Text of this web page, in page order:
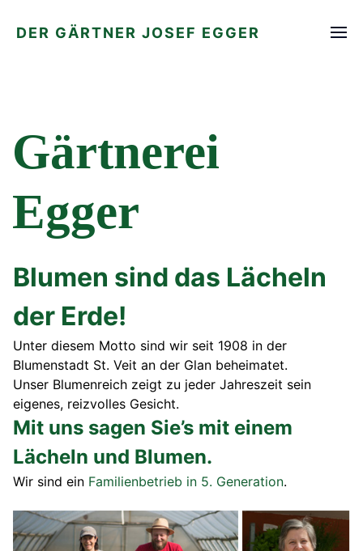
DER GÄRTNER JOSEF EGGER
Gärtnerei
Egger
Blumen sind das Lächeln
der Erde!
Unter diesem Motto sind wir seit 1908 in der
Blumenstadt St. Veit an der Glan beheimatet.
Unser Blumenreich zeigt zu jeder Jahreszeit sein
eigenes, reizvolles Gesicht.
Mit uns sagen Sie’s mit einem
Lächeln und Blumen.
Wir sind ein Familienbetrieb in 5. Generation.